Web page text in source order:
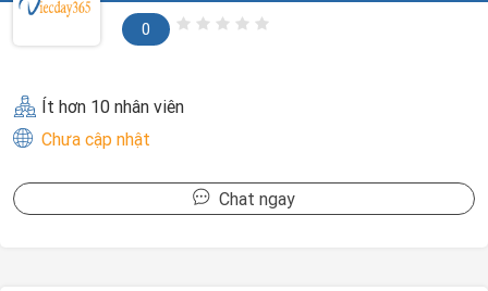
0
Ít hơn 10 nhân viên
Chưa cập nhật
Chat ngay